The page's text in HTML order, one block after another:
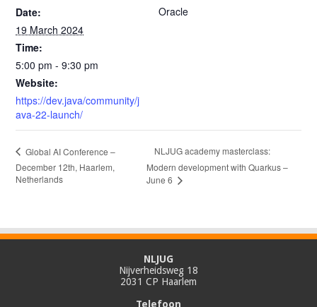
Date:
19 March 2024
Time:
5:00 pm - 9:30 pm
Website:
https://dev.java/community/j
ava-22-launch/
Oracle
Global AI Conference –
December 12th, Haarlem,
Netherlands
NLJUG academy masterclass:
Modern development with Quarkus –
June 6
NLJUG
Nijverheidsweg 18
2031 CP Haarlem
Telefoon